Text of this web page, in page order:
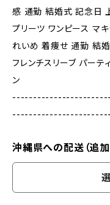
感 通勤 結婚式 記念日
プリーツ ワンピース マ
れいめ 着痩せ 通勤 結
フレンチスリーブ パーテ
ン
沖縄県への配送（追加